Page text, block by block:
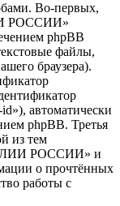
Во-первых,
РОССИИ»
phpBB
файлы,
браузера).
автоматически
phpBB. Третья
из тем
РОССИИ» и
о прочтённых
работы с